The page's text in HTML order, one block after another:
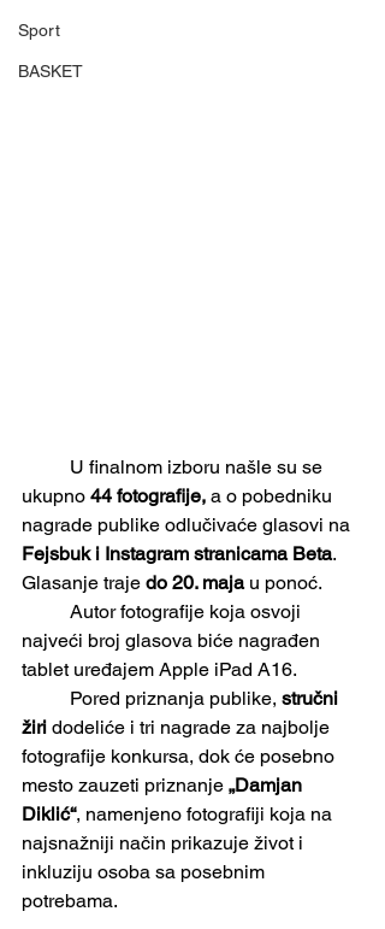
Sport
BASKET
ukupno 44 fotografije, a o pobedniku
nagrade publike odlučivaće glasovi na
Fejsbuk i Instagram stranicama Beta.
Glasanje traje do 20. maja u ponoć.
najveći broj glasova biće nagrađen
tablet uređajem Apple iPad A16.
	Pored priznanja publike,
stručni
žiri dodeliće i tri nagrade za najbolje
fotografije konkursa, dok će posebno
mesto zauzeti priznanje „Damjan
Diklić“, namenjeno fotografiji koja na
najsnažniji način prikazuje život i
inkluziju osoba sa posebnim
potrebama.